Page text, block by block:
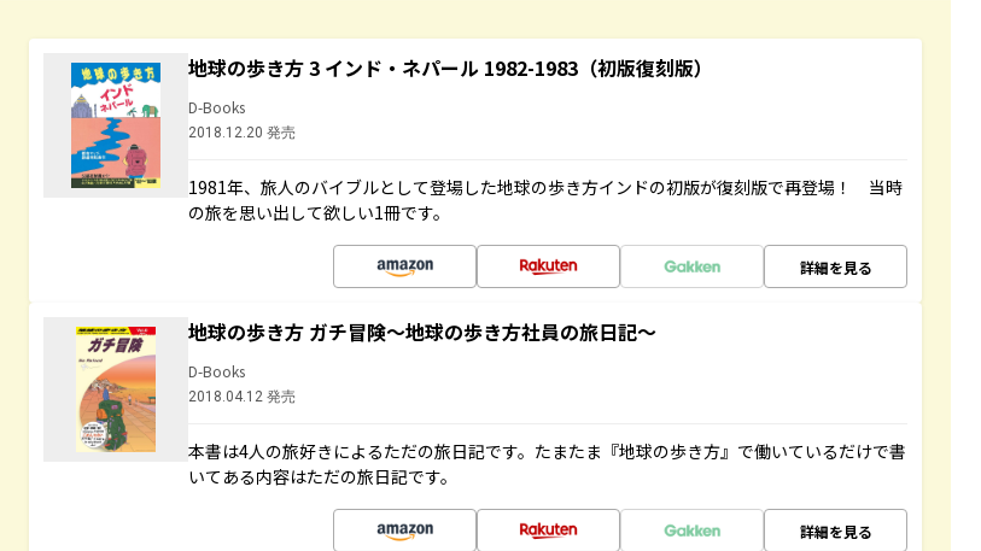
地球の歩き方 3 インド・ネパール 1982-1983（初版復刻版）
D-Books
2018.12.20 発売
1981年、旅人のバイブルとして登場した地球の歩き方インドの初版が復刻版で再登場！ 当時
の旅を思い出して欲しい1冊です。
詳細を見る
地球の歩き方 ガチ冒険～地球の歩き方社員の旅日記～
D-Books
2018.04.12 発売
本書は4人の旅好きによるただの旅日記です。たまたま『地球の歩き方』で働いているだけで書
いてある内容はただの旅日記です。
詳細を見る